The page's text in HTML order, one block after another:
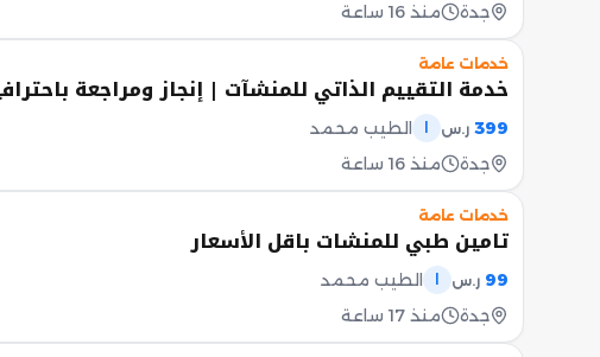
جدة
منذ 16 ساعة
خدمات عامة
خدمة التقييم الذاتي للمنشآت | إنجاز ومراجعة
399 ر.س
الطيب محمد
جدة
منذ 16 ساعة
خدمات عامة
تامين طبي للمنشات باقل الأسعار
99 ر.س
الطيب محمد
جدة
منذ 17 ساعة